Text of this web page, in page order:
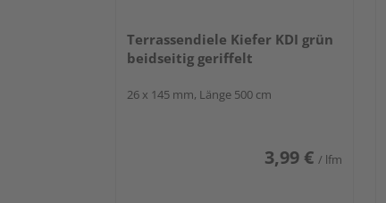
Terrassendiele Kiefer KDI grün
beidseitig geriffelt
26 x 145 mm, Länge 500 cm
3,99 € / lfm